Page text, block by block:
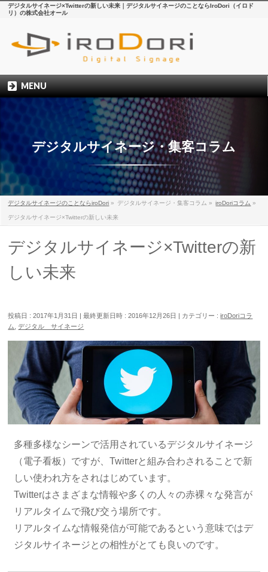
デジタルサイネージ×Twitterの新しい未来｜デジタルサイネージのことならIroDori（イロド
リ）の株式会社オール
MENU
デジタルサイネージ・集客コラム
デジタルサイネージのことならiroDori » デジタルサイネージ・集客コラム » iroDoriコラム »
デジタルサイネージ×Twitterの新しい未来
デジタルサイネージ×Twitterの新
しい未来
投稿日 : 2017年1月31日 最終更新日時 : 2016年12月26日 カテゴリー :iroDoriコラ
ム ,デジタル サイネージ
多種多様なシーンで活用されているデジタルサイネージ
（電子看板）ですが、Twitterと組み合わされることで新
しい使われ方をされはじめています。
Twitterはさまざまな情報や多くの人々の赤裸々な発言が
リアルタイムで飛び交う場所です。
リアルタイムな情報発信が可能であるという意味ではデ
ジタルサイネージとの相性がとても良いのです。